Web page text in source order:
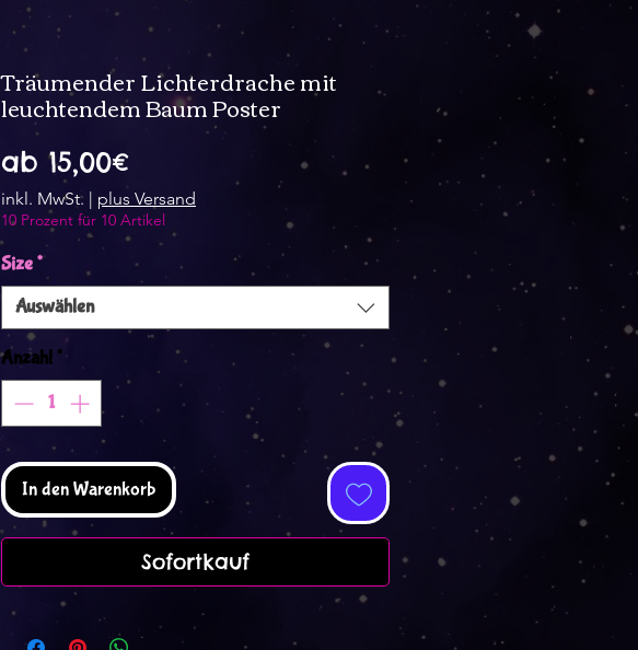
Träumender Lichterdrache mit
leuchtendem Baum Poster
ab15,00€Sale-
Preis
inkl. MwSt. | plus Versand
10 Prozent für 10 Artikel
Size*
Auswählen
Anzahl*
In den Warenkorb
Sofortkauf